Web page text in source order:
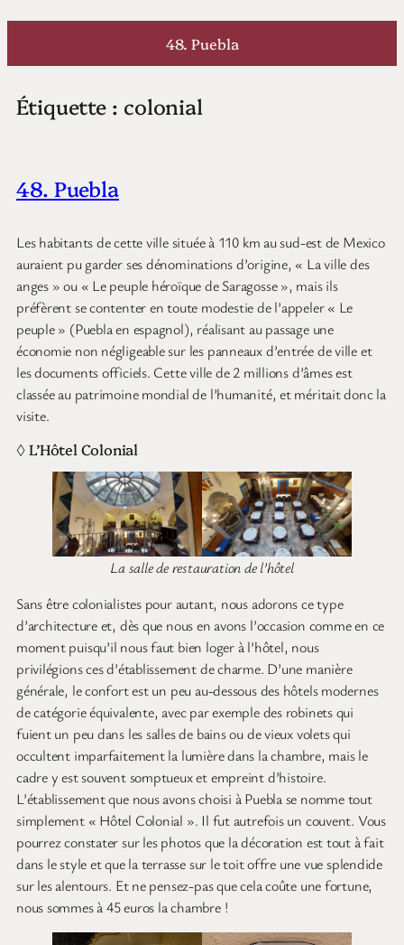
Aller
48. Puebla
Étiquette : colonial
48. Puebla
Les habitants de cette ville située à 110 km au sud-est de Mexico
auraient pu garder ses dénominations d’origine, « La ville des
anges » ou « Le peuple héroïque de Saragosse », mais ils
préfèrent se contenter en toute modestie de l’appeler « Le
peuple » (Puebla en espagnol), réalisant au passage une
économie non négligeable sur les panneaux d’entrée de ville et
les documents officiels. Cette ville de 2 millions d’âmes est
classée au patrimoine mondial de l’humanité, et méritait donc la
visite.
◊ L’Hôtel Colonial
La salle de restauration de l’hôtel
Sans être colonialistes pour autant, nous adorons ce type
d’architecture et, dès que nous en avons l’occasion comme en ce
moment puisqu’il nous faut bien loger à l’hôtel, nous
privilégions ces d’établissement de charme. D’une manière
générale, le confort est un peu au-dessous des hôtels modernes
de catégorie équivalente, avec par exemple des robinets qui
fuient un peu dans les salles de bains ou de vieux volets qui
occultent imparfaitement la lumière dans la chambre, mais le
cadre y est souvent somptueux et empreint d’histoire.
L’établissement que nous avons choisi à Puebla se nomme tout
simplement « Hôtel Colonial ». Il fut autrefois un couvent. Vous
pourrez constater sur les photos que la décoration est tout à fait
dans le style et que la terrasse sur le toit offre une vue splendide
sur les alentours. Et ne pensez-pas que cela coûte une fortune,
nous sommes à 45 euros la chambre !